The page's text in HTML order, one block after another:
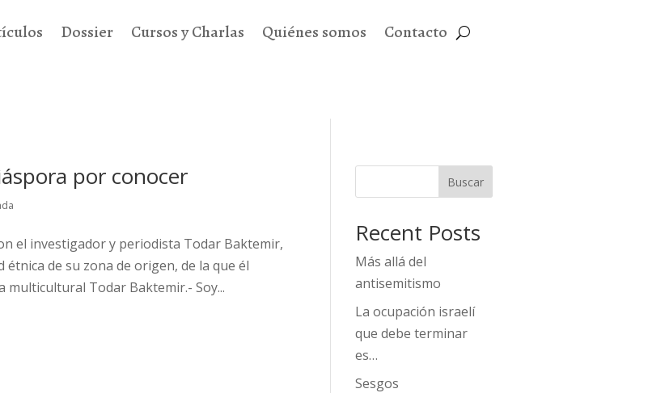
Dossier Cursos y Charlas Quiénes somos Contacto
por conocer
el investigador y periodista Todar Baktemir,
de su zona de origen, de la que él
Todar Baktemir.- Soy...
Buscar
Recent Posts
Más allá del
antisemitismo
La ocupación israelí
que debe terminar
es…
Sesgos